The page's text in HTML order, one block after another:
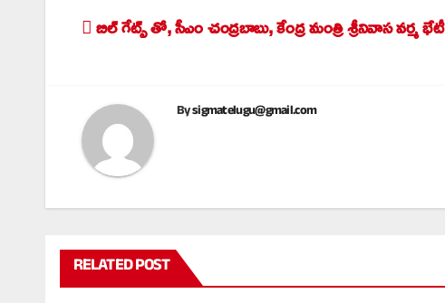
Post
బిల్ గేట్స్ తో, సీఎం చంద్రబాబు, కేంద్ర మంత్రి శ్రీనివాస వర్మ భేటీ
Bysigmatelugu@gmail.com
RELATED POST